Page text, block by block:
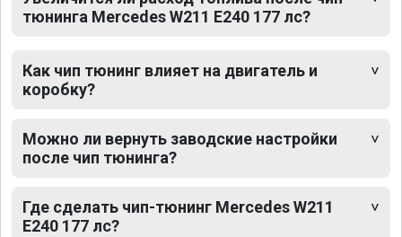
тюнинга Mercedes W211 E240 177 лс?
Как чип тюнинг влияет на двигатель и
коробку?
Можно ли вернуть заводские настройки
после чип тюнинга?
Где сделать чип-тюнинг Mercedes W211
E240 177 лс?